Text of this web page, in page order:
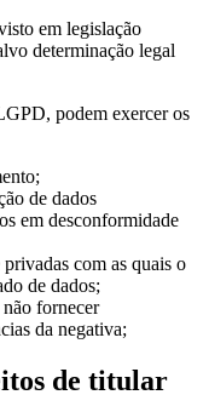
em legislação
determinação legal
podem exercer os
de dados
em desconformidade
com as quais o
de dados;
fornecer
da negativa;
de titular